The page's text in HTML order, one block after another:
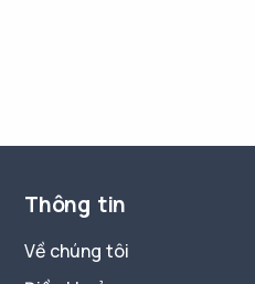
Thông tin
Về chúng tôi